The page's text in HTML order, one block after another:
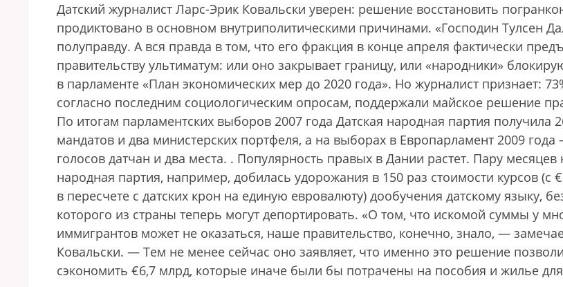
Датский журналист Ларс-Эрик Ковальски уверен: решение восстановить
продиктовано в основном внутриполитическими причинами. «Господин Тулсен
полуправду. А вся правда в том, что его фракция в конце апреля фактически
правительству ультиматум: или оно закрывает границу, или «народники»
в парламенте «План экономических мер до 2020 года». Но журналист признает:
согласно последним социологическим опросам, поддержали майское решение
По итогам парламентских выборов 2007 года Датская народная партия получила
мандатов и два министерских портфеля, а на выборах в Европарламент 2009 года
голосов датчан и два места. . Популярность правых в Дании растет. Пару месяцев
народная партия, например, добилась удорожания в 150 раз стоимости курсов (с
в пересчете с датских крон на единую евровалюту) дообучения датскому языку,
которого из страны теперь могут депортировать. «О том, что искомой суммы у
иммигрантов может не оказаться, наше правительство, конечно, знало, —
Ковальски. — Тем не менее сейчас оно заявляет, что именно это решение
сэкономить €6,7 млрд, которые иначе были бы потрачены на пособия и жилье